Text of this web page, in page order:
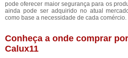
pode oferecer maior segurança para os
ainda pode ser adquirido no atual
como base a necessidade de cada comércio.
Conheça a onde comprar
Calux11